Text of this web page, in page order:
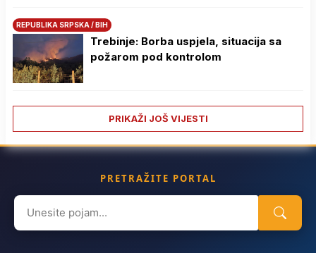
REPUBLIKA SRPSKA / BIH
Trebinje: Borba uspjela, situacija sa
požarom pod kontrolom
PRIKAŽI JOŠ VIJESTI
PRETRAŽITE PORTAL
Search
for: